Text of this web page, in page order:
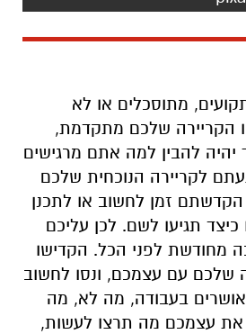
מתוסכלים או לא
הקריירה שלכם מתקדמת,
יהיה להבין למה אתם מרגישים
לקריירה הנוכחית שלכם
זמן לחשוב או לתכנן
תגיעו לשם. לכן עליכם
מחודשת לפני הכל. הקדישו
שלכם עם עצמכם, ונסו לחשוב
בעבודה, מה לא, מה
את עצמכם מה תרצו לעשות,